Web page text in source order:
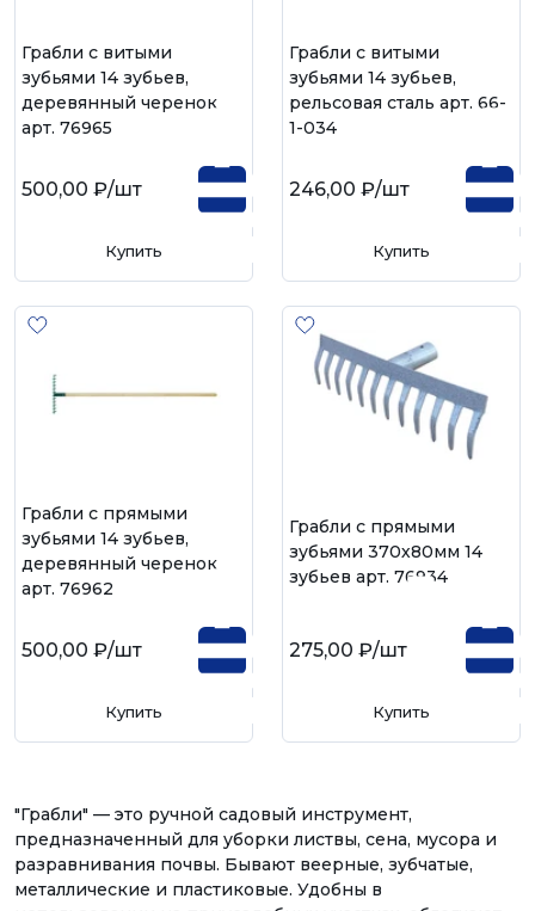
Грабли с витыми
зубьями 14 зубьев,
деревянный черенок
арт. 76965
500,00 ₽/шт
Купить
Грабли с витыми
зубьями 14 зубьев,
рельсовая сталь арт. 66-
1-034
246,00 ₽/шт
Купить
Грабли с прямыми
зубьями 14 зубьев,
деревянный черенок
арт. 76962
500,00 ₽/шт
Купить
Грабли с прямыми
зубьями 370х80мм 14
зубьев арт. 76934
275,00 ₽/шт
Купить
"Грабли" — это ручной садовый инструмент,
предназначенный для уборки листвы, сена, мусора и
разравнивания почвы. Бывают веерные, зубчатые,
металлические и пластиковые. Удобны в